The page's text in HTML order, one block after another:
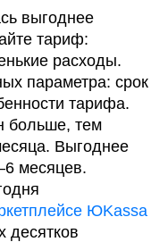
выгоднее
тариф:
расходы.
параметра: срок
тарифа.
больше, тем
Выгоднее
месяцев.
ЮKassa
десятков